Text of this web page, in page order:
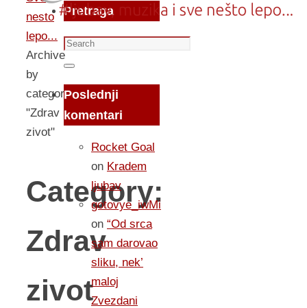
nesto
lepo...
Archive
by
category
"Zdrav
zivot"
Category:
Zdrav
zivot
Pretraga
Search
for:
Search
Poslednji
komentari
Rocket Goal
on Kradem
ljubav
gotovye_iwMi
on “Od srca
sam darovao
sliku, nek’
maloj
Zvezdani